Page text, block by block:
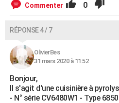
Commenter 0
RÉPONSE 4 / 7
OlivierBes
31 mars 2020 à 11:52
Bonjour,
Il s'agit d'une cuisinière à
- N° série CV6480W1 - Type 6850